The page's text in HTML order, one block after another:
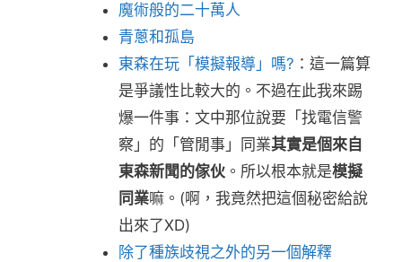
魔術般的二十萬人
青蔥和孤島
東森在玩「模擬報導」嗎? ：這一篇算
是爭議性比較大的。不過在此我來踢
爆一件事：文中那位說要「找電信警
察」的「管閒事」同業其實是個來自
東森新聞的傢伙 。所以根本就是模擬
同業嘛。(啊，我竟然把這個秘密給說
出來了XD)
除了種族歧視之外的另一個解釋